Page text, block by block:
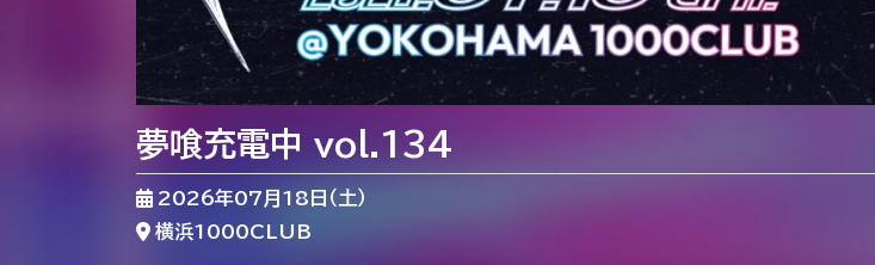
夢喰充電中 vol.134
2026年07月18日（土）
横浜1000CLUB